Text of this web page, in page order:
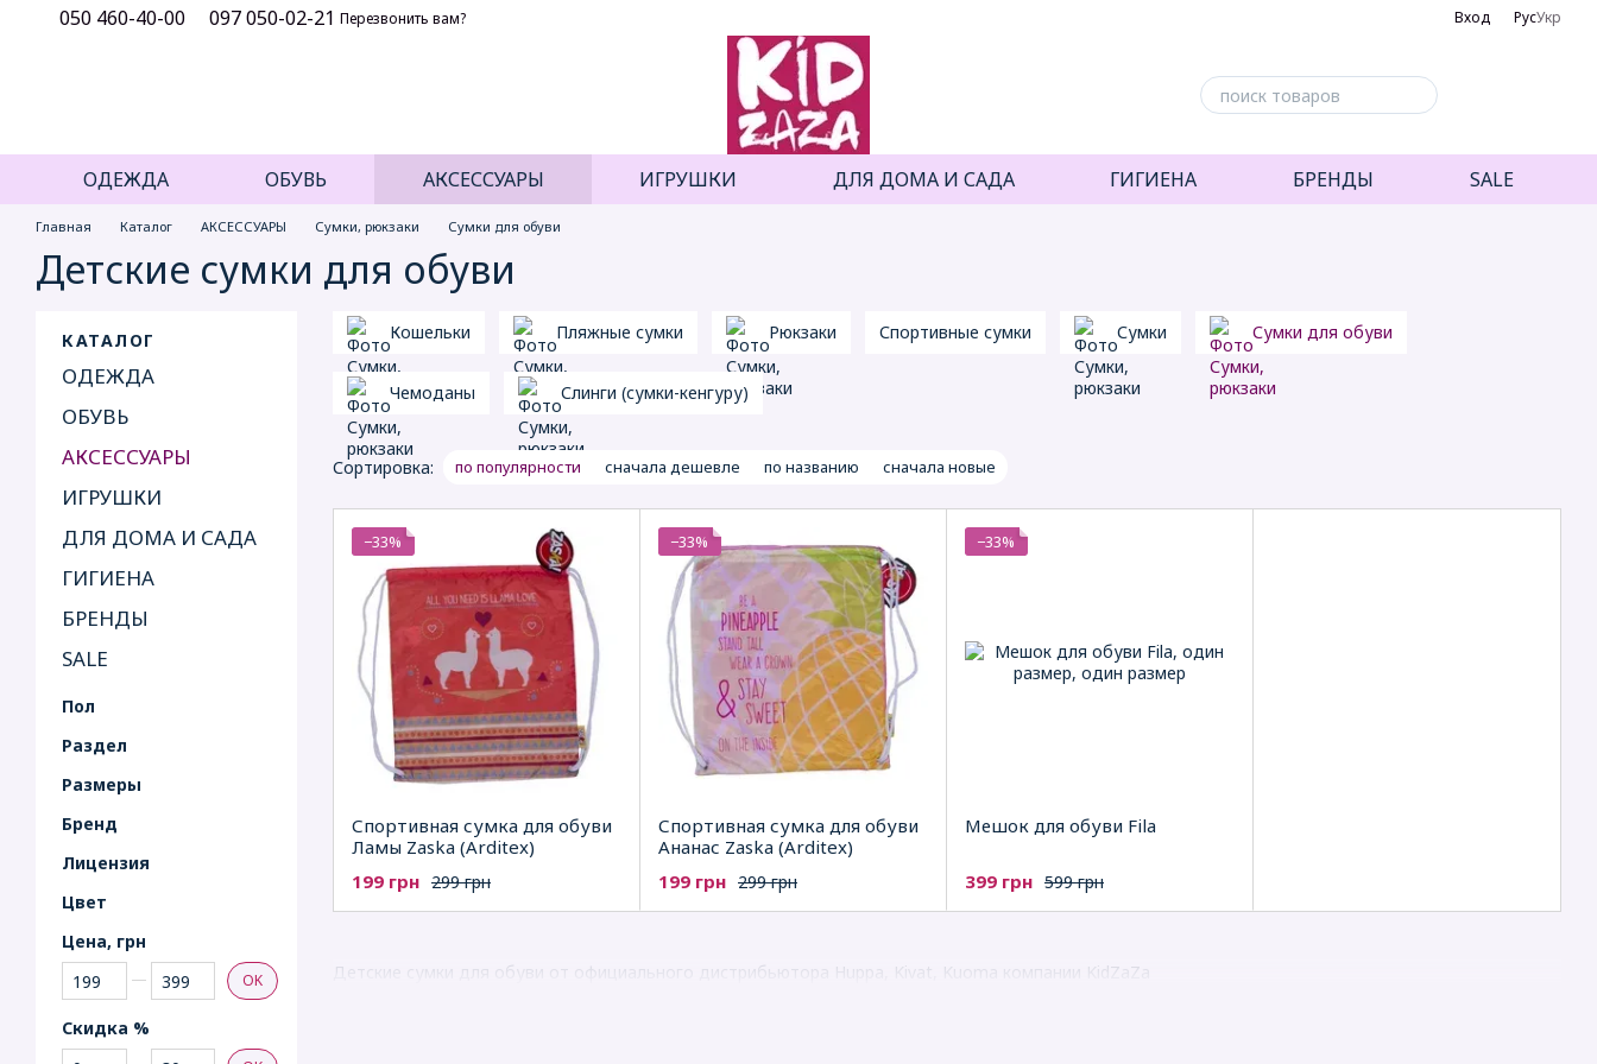
Перейти к основному контенту
050 460-40-00 097 050-02-21 Перезвонить вам? Вход РусУкр
ОДЕЖДА ОБУВЬ АКСЕССУАРЫ ИГРУШКИ ДЛЯ ДОМА И САДА ГИГИЕНА БРЕНДЫ SALE
Главная Каталог АКСЕССУАРЫ Сумки, рюкзаки Сумки для обуви
Детские сумки для обуви
Кошельки Пляжные сумки Рюкзаки Спортивные сумки Сумки Сумки для обуви
Чемоданы Слинги (сумки-кенгуру)
Сортировка: по популярности сначала дешевле по названию сначала новые
Детские сумки для обуви от официального дистрибьютора Huppa, Kivat, Kuoma компании KidZaZa
−33%
Спортивная сумка для обуви
Ламы Zaska (Arditex)
299 грн
199 грн
−33%
Спортивная сумка для обуви
Ананас Zaska (Arditex)
299 грн
199 грн
−33%
Мешок для обуви Fila
599 грн
399 грн
КАТАЛОГ
ОДЕЖДА
ОБУВЬ
АКСЕССУАРЫ
ИГРУШКИ
ДЛЯ ДОМА И САДА
ГИГИЕНА
БРЕНДЫ
SALE
Пол
Раздел
Рaзмеры
Бренд
Лицензия
Цвет
Цена, грн
От Цена, грн
До Цена, грн OK
Скидка %
От Скидка %
До Скидка %